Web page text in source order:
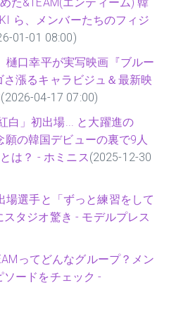
た&TEAM(エンティーム) 韓
ら、メンバーたちのフィジ
01-01 08:00)
樋口幸平が実写映画『ブルー
漲るキャラビジュ＆最新映
(2026-04-17 07:00)
白」初出場... と大躍進の
願の韓国デビューの裏で9人
は？ - ホミニス(2025-12-30
場選手と「ずっと練習をして
タジオ驚き - モデルプレス
ってどんなグループ？メン
ードをチェック -